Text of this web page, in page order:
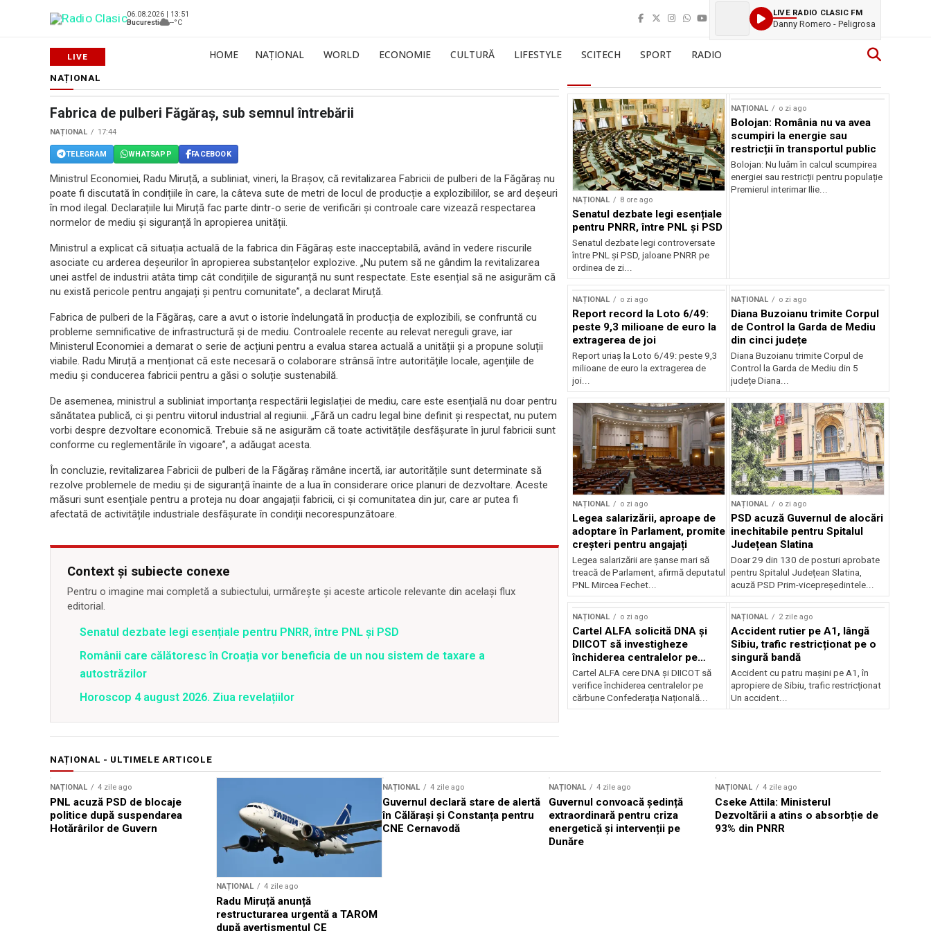
06.08.2026 | 13:51
Bucuresti
--°C
LIVE RADIO CLASIC FM
Danny Romero - Peligrosa
HOME NAȚIONAL WORLD ECONOMIE CULTURĂ LIFESTYLE SCITECH SPORT RADIO
NAȚIONAL
Fabrica de pulberi Făgăraș, sub semnul întrebării
NAȚIONAL 17:44
TELEGRAM WHATSAPP FACEBOOK
Ministrul Economiei, Radu Miruță, a subliniat, vineri, la Brașov, că revitalizarea Fabricii de pulberi de la Făgăraș nu
poate fi discutată în condițiile în care, la câteva sute de metri de locul de producție a explozibililor, se ard deșeuri
în mod ilegal. Declarațiile lui Miruță fac parte dintr-o serie de verificări și controale care vizează respectarea
normelor de mediu și siguranță în apropierea unității.
Ministrul a explicat că situația actuală de la fabrica din Făgăraș este inacceptabilă, având în vedere riscurile
asociate cu arderea deșeurilor în apropierea substanțelor explozive. „Nu putem să ne gândim la revitalizarea
unei astfel de industrii atâta timp cât condițiile de siguranță nu sunt respectate. Este esențial să ne asigurăm că
nu există pericole pentru angajați și pentru comunitate”, a declarat Miruță.
Fabrica de pulberi de la Făgăraș, care a avut o istorie îndelungată în producția de explozibili, se confruntă cu
probleme semnificative de infrastructură și de mediu. Controalele recente au relevat nereguli grave, iar
Ministerul Economiei a demarat o serie de acțiuni pentru a evalua starea actuală a unității și a propune soluții
viabile. Radu Miruță a menționat că este necesară o colaborare strânsă între autoritățile locale, agențiile de
mediu și conducerea fabricii pentru a găsi o soluție sustenabilă.
De asemenea, ministrul a subliniat importanța respectării legislației de mediu, care este esențială nu doar pentru
sănătatea publică, ci și pentru viitorul industrial al regiunii. „Fără un cadru legal bine definit și respectat, nu putem
vorbi despre dezvoltare economică. Trebuie să ne asigurăm că toate activitățile desfășurate în jurul fabricii sunt
conforme cu reglementările în vigoare”, a adăugat acesta.
În concluzie, revitalizarea Fabricii de pulberi de la Făgăraș rămâne incertă, iar autoritățile sunt determinate să
rezolve problemele de mediu și de siguranță înainte de a lua în considerare orice planuri de dezvoltare. Aceste
măsuri sunt esențiale pentru a proteja nu doar angajații fabricii, ci și comunitatea din jur, care ar putea fi
afectată de activitățile industriale desfășurate în condiții necorespunzătoare.
Context și subiecte conexe
Pentru o imagine mai completă a subiectului, urmărește și aceste articole relevante din același flux
editorial.
Senatul dezbate legi esențiale pentru PNRR, între PNL și PSD
Românii care călătoresc în Croația vor beneficia de un nou sistem de taxare a
autostrăzilor
Horoscop 4 august 2026. Ziua revelațiilor
NAȚIONAL 8 ore ago
Senatul dezbate legi esențiale
pentru PNRR, între PNL și PSD
Senatul dezbate legi controversate
între PNL și PSD, jaloane PNRR pe
ordinea de zi...
NAȚIONAL o zi ago
Bolojan: România nu va avea
scumpiri la energie sau
restricții în transportul public
Bolojan: Nu luăm în calcul scumpirea
energiei sau restricții pentru populație
Premierul interimar Ilie...
NAȚIONAL o zi ago
Report record la Loto 6/49:
peste 9,3 milioane de euro la
extragerea de joi
Report uriaș la Loto 6/49: peste 9,3
milioane de euro la extragerea de
joi...
NAȚIONAL o zi ago
Diana Buzoianu trimite Corpul
de Control la Garda de Mediu
din cinci județe
Diana Buzoianu trimite Corpul de
Control la Garda de Mediu din 5
județe Diana...
NAȚIONAL o zi ago
Legea salarizării, aproape de
adoptare în Parlament, promite
creșteri pentru angajați
Legea salarizării are șanse mari să
treacă de Parlament, afirmă deputatul
PNL Mircea Fechet...
NAȚIONAL o zi ago
PSD acuză Guvernul de alocări
inechitabile pentru Spitalul
Județean Slatina
Doar 29 din 130 de posturi aprobate
pentru Spitalul Județean Slatina,
acuză PSD Prim-vicepreședintele...
NAȚIONAL o zi ago
Cartel ALFA solicită DNA și
DIICOT să investigheze
închiderea centralelor pe
cărbune
Cartel ALFA cere DNA și DIICOT să
verifice închiderea centralelor pe
cărbune Confederația Națională...
NAȚIONAL 2 zile ago
Accident rutier pe A1, lângă
Sibiu, trafic restricționat pe o
singură bandă
Accident cu patru mașini pe A1, în
apropiere de Sibiu, trafic restricționat
Un accident...
NAȚIONAL - ULTIMELE ARTICOLE
NAȚIONAL 4 zile ago
PNL acuză PSD de blocaje
politice după suspendarea
Hotărârilor de Guvern
NAȚIONAL 4 zile ago
Radu Miruță anunță
restructurarea urgentă a TAROM
după avertismentul CE
NAȚIONAL 4 zile ago
Guvernul declară stare de alertă
în Călărași și Constanța pentru
CNE Cernavodă
NAȚIONAL 4 zile ago
Guvernul convoacă ședință
extraordinară pentru criza
energetică și intervenții pe
Dunăre
NAȚIONAL 4 zile ago
Cseke Attila: Ministerul
Dezvoltării a atins o absorbție de
93% din PNRR